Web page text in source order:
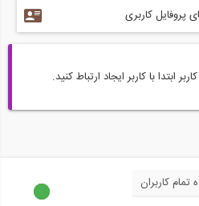
پروفایل کاربری
ابتدا با کاربر ایجاد ارتباط کنید.
کاربران